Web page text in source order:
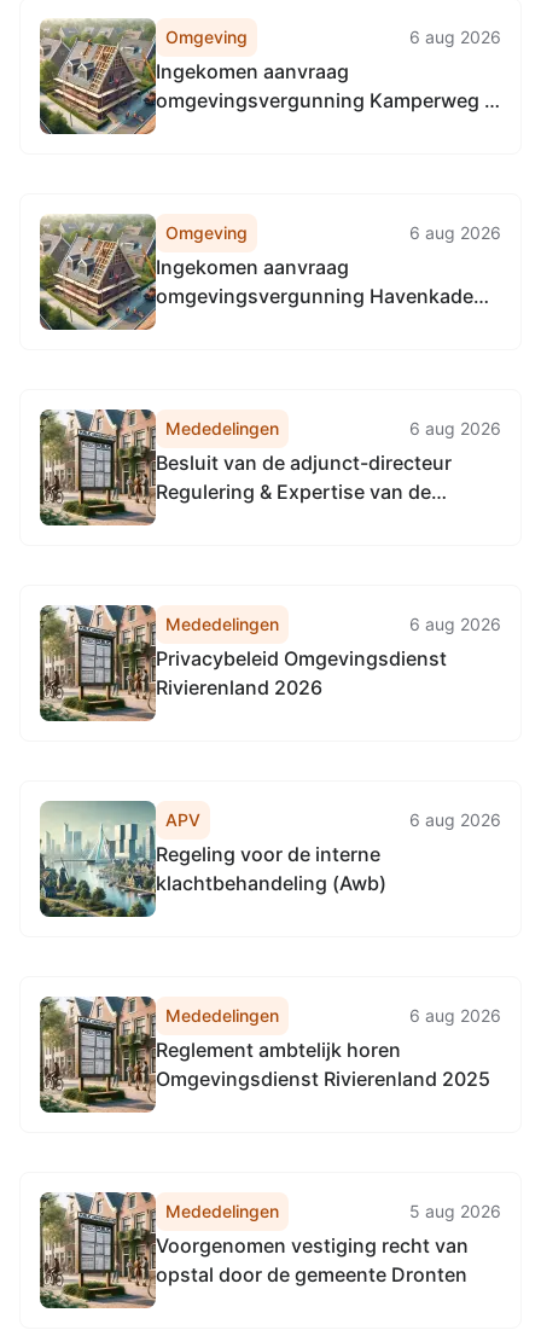
Omgeving 6 aug 2026
Ingekomen aanvraag
omgevingsvergunning Kamperweg 6,
Omgeving 6 aug 2026
Ingekomen aanvraag
omgevingsvergunning Havenkade
Mededelingen 6 aug 2026
Besluit van de adjunct-directeur
Regulering & Expertise van de
Vervangingsregeling directie
Regulering & Expertise
Omgevingsdienst
Noordzeekanaalgebied
Mededelingen 6 aug 2026
Privacybeleid Omgevingsdienst
Rivierenland 2026
APV 6 aug 2026
Regeling voor de interne
klachtbehandeling (Awb)
Mededelingen 6 aug 2026
Reglement ambtelijk horen
Omgevingsdienst Rivierenland 2025
Mededelingen 5 aug 2026
Voorgenomen vestiging recht van
opstal door de gemeente Dronten